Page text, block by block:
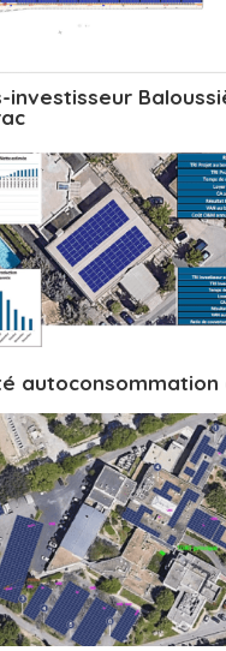
investisseur
autoconsommation